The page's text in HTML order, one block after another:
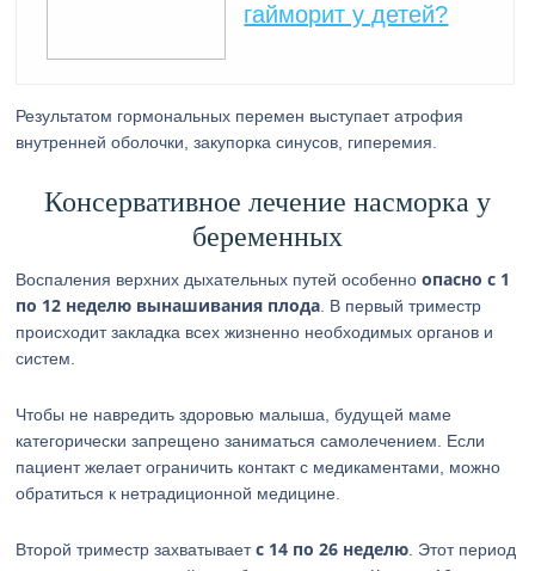
гайморит у детей?
Результатом гормональных перемен выступает атрофия
внутренней оболочки, закупорка синусов, гиперемия.
Консервативное лечение насморка у
беременных
Воспаления верхних дыхательных путей особенноопасно с 1
по 12 неделю вынашивания плода . В первый триместр
происходит закладка всех жизненно необходимых органов и
систем.
Чтобы не навредить здоровью малыша, будущей маме
категорически запрещено заниматься самолечением. Если
пациент желает ограничить контакт с медикаментами, можно
обратиться к нетрадиционной медицине.
Второй триместр захватываетс 14 по 26 неделю . Этот период